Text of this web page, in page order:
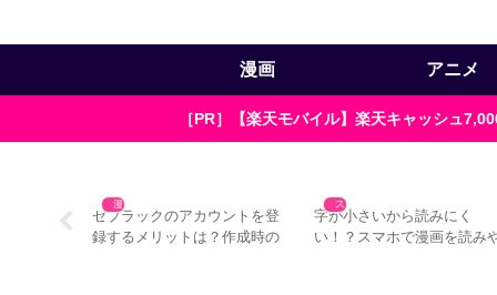
漫画 アニメ
［PR］【楽天モバイル】楽天キャッシュ
漫画
ゼブラックのアカウントを登
録するメリットは？作成時の
スマホ
字が小さいから読みにく
い！？スマホで漫画を読み